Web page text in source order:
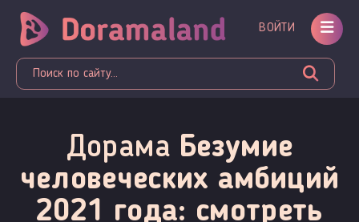
ВОЙТИ
Дорама Безумие
человеческих амбиций
2021 года: смотреть